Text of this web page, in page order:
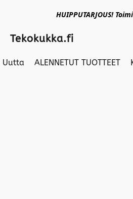
HUIPPUTARJOUS!
Tekokukka.fi
Uutta ALENNETUT TUOTTEET